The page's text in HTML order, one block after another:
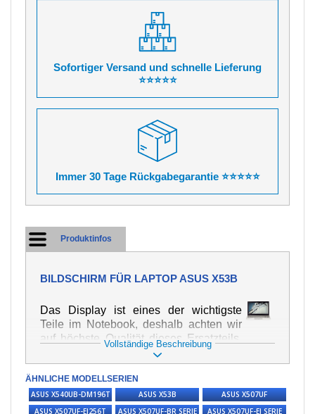
Sofortiger Versand und schnelle Lieferung
⭐⭐⭐⭐⭐
Immer 30 Tage Rückgabegarantie ⭐⭐⭐⭐⭐
Produktinfos
BILDSCHIRM FÜR LAPTOP ASUS X53B
Das Display ist eines der wichtigste
Teile im Notebook, deshalb achten wir
auf höchste Qualität dieses Ersatzteils.
Er dient zur Darstellung von Texten und
Bildern in verschiedener Form. Zu
seiner Beschädigung kommt es sehr
schnell, deshalb ist es wichtig, mit dem
Notebook höchst vorsichtig umzugehen.
Vollständige Beschreibung
ÄHNLICHE MODELLSERIEN
ASUS X540UB-DM196T
ASUS X53B
ASUS X507UF
ASUS X507UF-EJ256T
ASUS X507UF-BR SERIE
ASUS X507UF-EJ SERIE